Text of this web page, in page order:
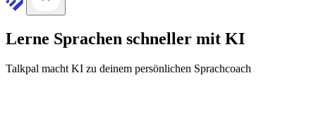
Lerne Sprachen schneller mit KI
Talkpal macht KI zu deinem persönlichen Sprachcoach